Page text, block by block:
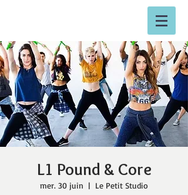
L1 Pound & Core
mer. 30 juin
  |
Le Petit Studio